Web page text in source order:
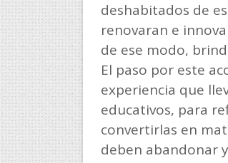
deshabitados de
renovaran e
de ese modo,
El paso por este
experiencia que
educativos, para
convertirlas en
deben abandonar